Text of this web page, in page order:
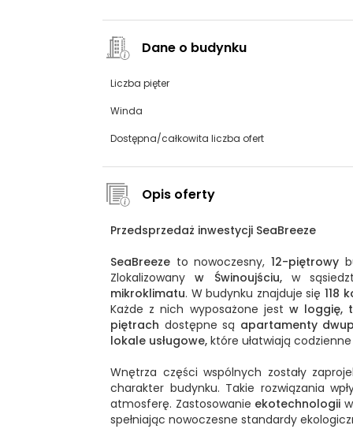
Dane o budynku
Liczba pięter
Winda
Dostępna/całkowita liczba ofert
Opis oferty
Przedsprzedaż inwestycji SeaBreeze
SeaBreeze to nowoczesny, 12-piętrowy
Zlokalizowanyw Świnoujściu,w
mikroklimatu. W budynku znajduje się 118
Każde z nich wyposażone jest w loggię,
piętrach dostępne są apartamenty
lokale usługowe, które ułatwiają
Wnętrza części wspólnych zostały
charakter budynku. Takie rozwiązania
atmosferę. Zastosowanie ekotechnologii
spełniając nowoczesne standardy